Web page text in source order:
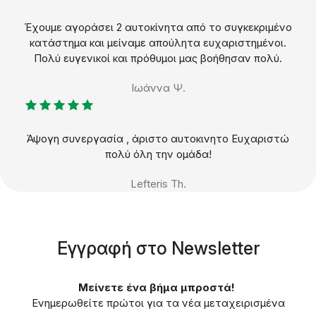
Έχουμε αγοράσει 2 αυτοκίνητα από το συγκεκριμένο
κατάστημα και μείναμε απούλητα ευχαριστημένοι.
Πολύ ευγενικοί και πρόθυμοι μας βοήθησαν πολύ.
Ιωάννα Ψ.
Άψογη συνεργασία , άριστο αυτοκινητο Ευχαριστώ
πολύ όλη την ομάδα!
Lefteris Th.
Eγγραφή στο Νewsletter
Μείνετε ένα βήμα μπροστά!
Ενημερωθείτε πρώτοι για τα νέα μεταχειρισμένα